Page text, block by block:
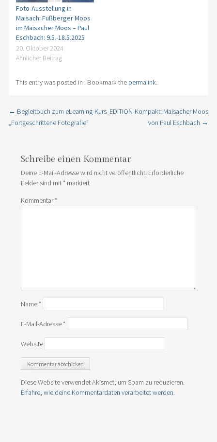
Foto-Ausstellung in
Maisach: Fußberger Moos
im Maisacher Moos – Paul
Eschbach: 9.5.-18.5.2025
20. Oktober 2024
Ähnlicher Beitrag
This entry was posted in . Bookmark the permalink.
Post navigation
← Begleitbuch zum eLearning-Kurs
„Fortgeschrittene Fotografie“
EDITION-Kompakt: Maisacher Moos
von Paul Eschbach →
Schreibe einen Kommentar
Deine E-Mail-Adresse wird nicht veröffentlicht. Erforderliche
Felder sind mit*markiert
Kommentar*
Name*
E-Mail-Adresse*
Website
Diese Website verwendet Akismet, um Spam zu reduzieren.
Erfahre, wie deine Kommentardaten verarbeitet werden.